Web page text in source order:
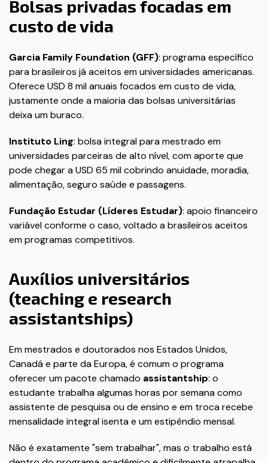
Bolsas privadas focadas em
custo de vida
Garcia Family Foundation (GFF): programa específico
para brasileiros já aceitos em universidades americanas.
Oferece USD 8 mil anuais focados em custo de vida,
justamente onde a maioria das bolsas universitárias
deixa um buraco.
Instituto Ling: bolsa integral para mestrado em
universidades parceiras de alto nível, com aporte que
pode chegar a USD 65 mil cobrindo anuidade, moradia,
alimentação, seguro saúde e passagens.
Fundação Estudar (Líderes Estudar): apoio financeiro
variável conforme o caso, voltado a brasileiros aceitos
em programas competitivos.
Auxílios universitários
(teaching e research
assistantships)
Em mestrados e doutorados nos Estados Unidos,
Canadá e parte da Europa, é comum o programa
oferecer um pacote chamado assistantship: o
estudante trabalha algumas horas por semana como
assistente de pesquisa ou de ensino e em troca recebe
mensalidade integral isenta e um estipêndio mensal.
Não é exatamente "sem trabalhar", mas o trabalho está